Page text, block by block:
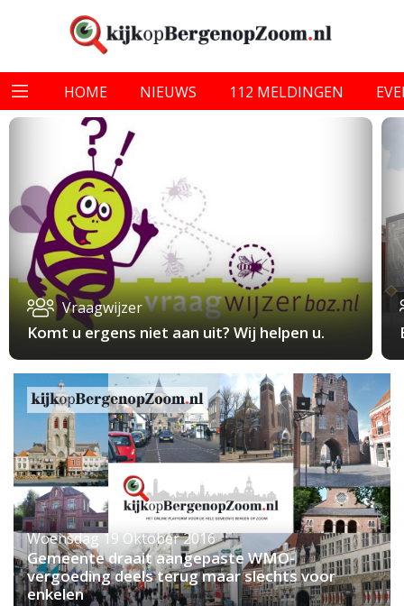
HOME NIEUWS 112 MELDINGEN
Vraagwijzer
Komt u ergens niet aan uit? Wij helpen u.
Woensdag 19 Oktober 2016
Gemeente draait aangepaste WMO-
vergoeding deels terug maar slechts voor
enkelen